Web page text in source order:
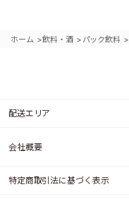
ホーム >飲料・酒 > パック飲料 >
配送エリア
会社概要
特定商取引法に基づく表示